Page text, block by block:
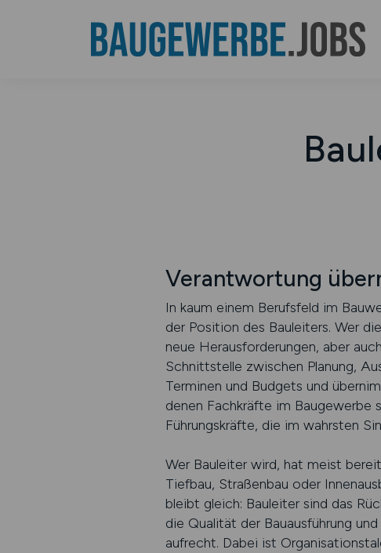
Verantwortung
In kaum einem Berufsfeld im
der Position des Bauleiters. Wer
neue Herausforderungen, aber
Schnittstelle zwischen Planung,
Terminen und Budgets und
denen Fachkräfte im Baugewerbe
Führungskräfte, die im wahrsten
Wer Bauleiter wird, hat meist
Tiefbau, Straßenbau oder
bleibt gleich: Bauleiter sind das
die Qualität der Bauausführung
aufrecht. Dabei ist